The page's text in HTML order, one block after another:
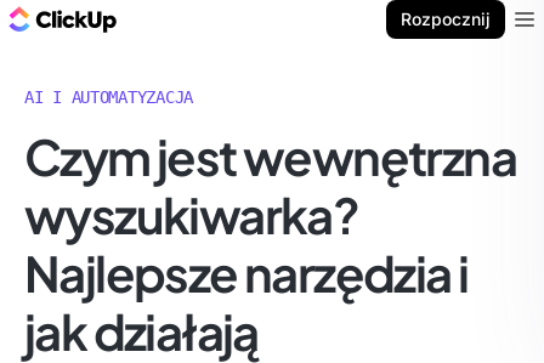
Rozpocznij
AI I AUTOMATYZACJA
Czym jest wewnętrzna
wyszukiwarka?
Najlepsze narzędzia i
jak działają